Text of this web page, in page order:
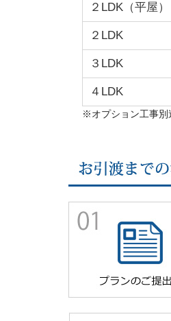
２LDK（平屋）
２LDK
３LDK
４LDK
※オプション工事別